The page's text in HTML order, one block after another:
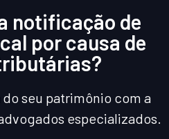
notificação de
por causa de
seu patrimônio com a
especializados.